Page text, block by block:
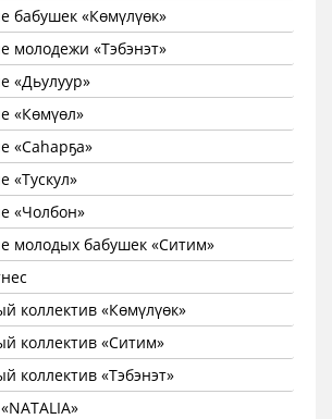
бабушек «Көмүлүөк»
молодежи «Тэбэнэт»
«Дьулуур»
«Көмүөл»
«Саhарҕа»
«Тускул»
«Чолбон»
молодых бабушек «Ситим»
коллектив «Көмүлүөк»
коллектив «Ситим»
коллектив «Тэбэнэт»